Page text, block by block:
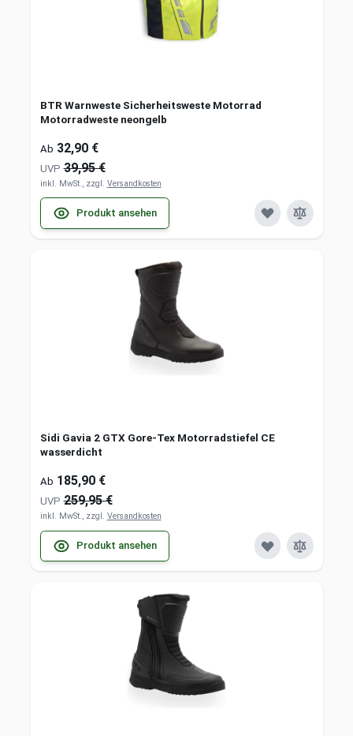
BTR Warnweste Sicherheitsweste Motorrad
Motorradweste neongelb
Ab 32,90 €
UVP 39,95 €
inkl. MwSt., zzgl. Versandkosten
Produkt ansehen
Sidi Gavia 2 GTX Gore-Tex Motorradstiefel CE
wasserdicht
Ab 185,90 €
UVP 259,95 €
inkl. MwSt., zzgl. Versandkosten
Produkt ansehen